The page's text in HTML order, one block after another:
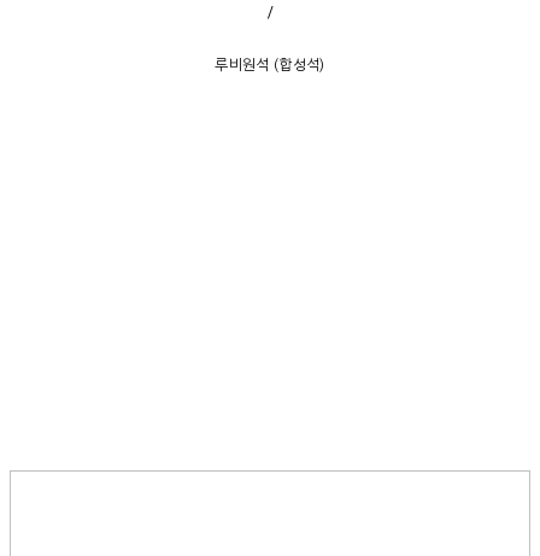
/
루비원석 (합성석)